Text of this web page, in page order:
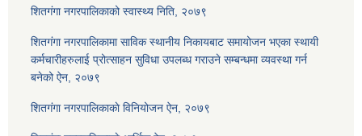
शितगंगा नगरपालिकाको स्वास्थ्य निति, २०७९
शितगंगा नगरपालिकामा साविक स्थानीय निकायबाट समायोजन भएका स्थायी
कर्मचारीहरुलाई प्रोत्साहन सुविधा उपलब्ध गराउने सम्बन्धमा व्यवस्था गर्न
बनेको ऐन, २०७९
शितगंगा नगरपालिकाकाे विनियोजन ऐन, २०७९